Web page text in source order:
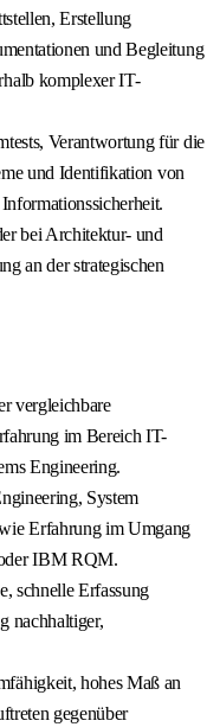
Erstellung
und Begleitung
komplexer IT-
Verantwortung für die
und Identifikation von
bei Architektur- und
an der strategischen
vergleichbare
im Bereich IT-
Engineering.
System
Erfahrung im Umgang
IBM RQM.
schnelle Erfassung
nachhaltiger,
hohes Maß an
gegenüber